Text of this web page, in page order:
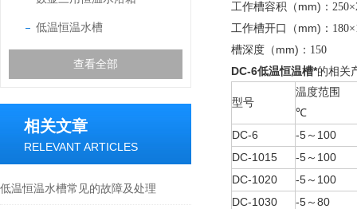
低温恒温水槽
查看全部
相关文章
RELEVANT ARTICLES
低温恒温水槽常见的故障及处理
工作槽容积（mm)：
工作槽开口（mm)：
槽深度（mm)： 150
DC-6低温恒温槽*的相关
型号
温度范围
℃
DC-6 -5 ～ 100
DC-1015
-5 ～ 100
DC-1020
-5 ～ 100
DC-1030
-5 ～ 80